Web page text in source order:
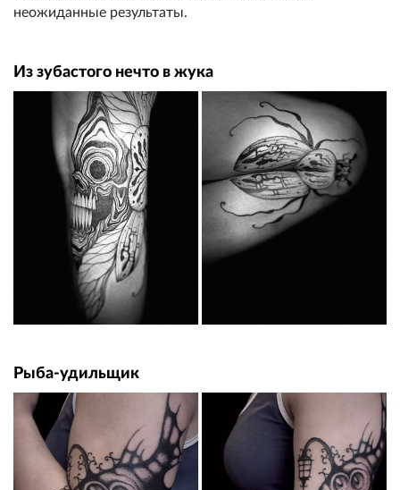
неожиданные результаты.
Из зубастого нечто в жука
Рыба-удильщик